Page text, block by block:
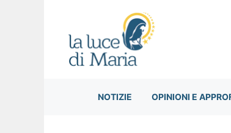
NOTIZIE OPINIONI E